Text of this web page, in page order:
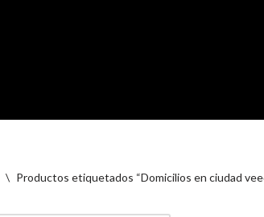
\ Productos etiquetados “Domicilios en ciudad
Ahora compra